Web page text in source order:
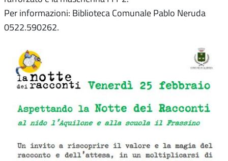
Per informazioni: Biblioteca Comunale Pablo Neruda
0522.590262.